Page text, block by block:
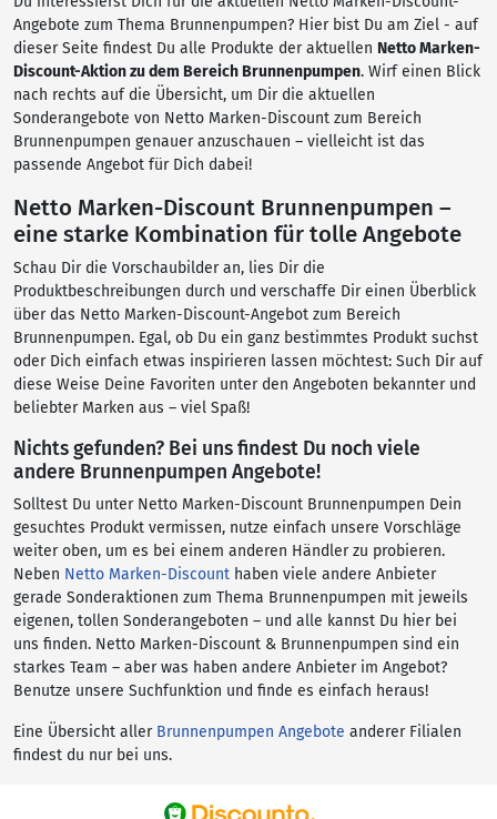
Angebote zum Thema Brunnenpumpen? Hier bist Du am Ziel - auf
dieser Seite findest Du alle Produkte der aktuellen Netto Marken-
Discount-Aktion zu dem Bereich Brunnenpumpen. Wirf einen Blick
nach rechts auf die Übersicht, um Dir die aktuellen
Sonderangebote von Netto Marken-Discount zum Bereich
Brunnenpumpen genauer anzuschauen – vielleicht ist das
passende Angebot für Dich dabei!
Netto Marken-Discount Brunnenpumpen –
eine starke Kombination für tolle Angebote
Schau Dir die Vorschaubilder an, lies Dir die
Produktbeschreibungen durch und verschaffe Dir einen Überblick
über das Netto Marken-Discount-Angebot zum Bereich
Brunnenpumpen. Egal, ob Du ein ganz bestimmtes Produkt suchst
oder Dich einfach etwas inspirieren lassen möchtest: Such Dir auf
diese Weise Deine Favoriten unter den Angeboten bekannter und
beliebter Marken aus – viel Spaß!
Nichts gefunden? Bei uns findest Du noch viele
andere Brunnenpumpen Angebote!
Solltest Du unter Netto Marken-Discount Brunnenpumpen Dein
gesuchtes Produkt vermissen, nutze einfach unsere Vorschläge
weiter oben, um es bei einem anderen Händler zu probieren.
Neben Netto Marken-Discount haben viele andere Anbieter
gerade Sonderaktionen zum Thema Brunnenpumpen mit jeweils
eigenen, tollen Sonderangeboten – und alle kannst Du hier bei
uns finden. Netto Marken-Discount & Brunnenpumpen sind ein
starkes Team – aber was haben andere Anbieter im Angebot?
Benutze unsere Suchfunktion und finde es einfach heraus!
Eine Übersicht aller Brunnenpumpen Angebote anderer Filialen
findest du nur bei uns.